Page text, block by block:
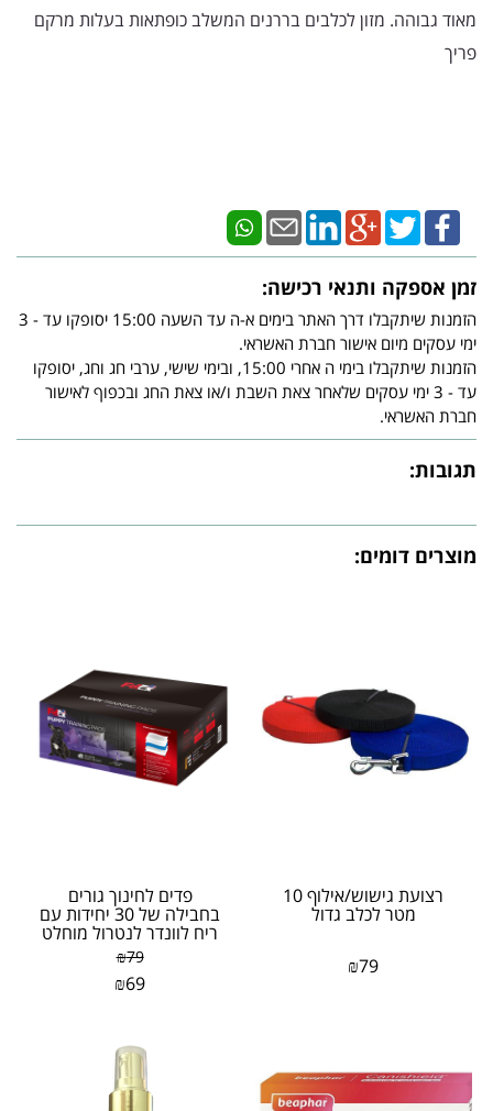
מאוד גבוהה. מזון לכלבים בררנים המשלב כופתאות בעלות מרקם
פריך
זמן אספקה ותנאי רכישה:
הזמנות שיתקבלו דרך האתר בימים א-ה עד השעה 15:00 יסופקו עד - 3
ימי עסקים מיום אישור חברת האשראי.
הזמנות שיתקבלו בימי ה אחרי 15:00, ובימי שישי, ערבי חג וחג, יסופקו
עד - 3 ימי עסקים שלאחר צאת השבת ו/או צאת החג ובכפוף לאישור
חברת האשראי.
תגובות:
מוצרים דומים:
רצועת גישוש/אילוף 10
מטר לכלב גדול
₪79
פדים לחינוך גורים
בחבילה של 30 יחידות עם
ריח לוונדר לנטרול מוחלט
של ריחות לא...
₪79
₪69